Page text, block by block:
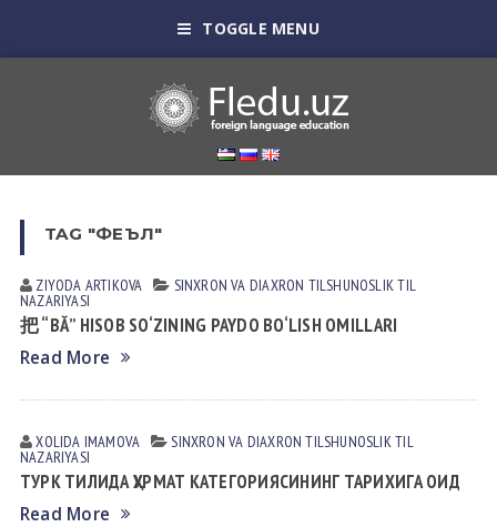
TOGGLE MENU
TAG "ФЕЪЛ"
ZIYODA ARTIKOVA SINXRON VА DIАXRON TILSHUNOSLIKTIL
NАZАRIYASI
把 “BĂ” HISOB SO‘ZINING PAYDO BO‘LISH OMILLARI
Read More
XOLIDA IMАMOVА SINXRON VА DIАXRON TILSHUNOSLIKTIL
NАZАRIYASI
ТУРК ТИЛИДА ҲУРМАТ КАТЕГОРИЯСИНИНГ ТАРИХИГА ОИД
Read More